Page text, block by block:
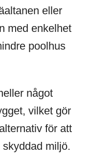
eller
med enkelhet
poolhus
något
vilket gör
för att
miljö.